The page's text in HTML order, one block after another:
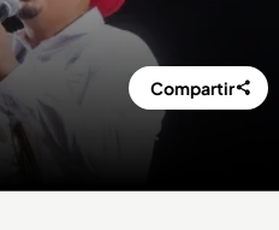
Compartir